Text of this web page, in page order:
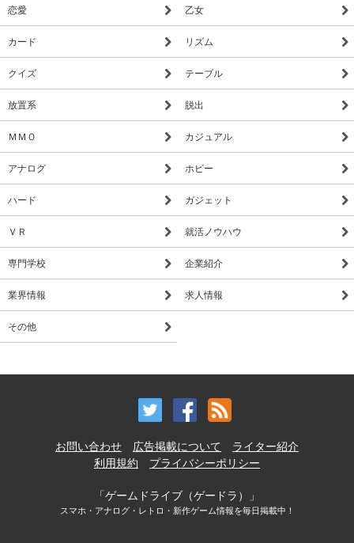
恋愛 乙女
カード リズム
クイズ テーブル
放置系 脱出
ＭＭＯ カジュアル
アナログ ホビー
ハード ガジェット
ＶＲ 就活ノウハウ
専門学校 企業紹介
業界情報 求人情報
その他
お問い合わせ 広告掲載について
ライター紹介
利用規約
プライバシーポリシー
「ゲームドライブ（ゲードラ）」
スマホ・アナログ・レトロ・新作ゲーム情報を毎日掲載中！